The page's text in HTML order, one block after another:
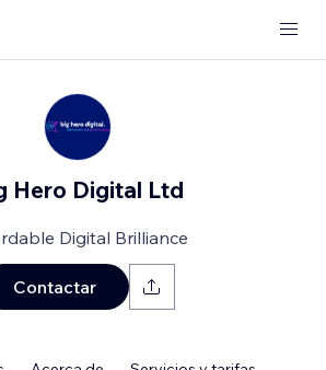
Hero Digital Ltd
Digital Brilliance
Contactar